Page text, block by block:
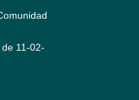
de 11-02-